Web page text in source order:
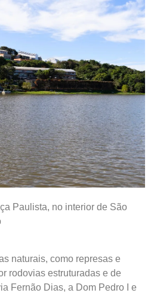
Paulista, no interior de São
naturais, como represas e
rodovias estruturadas e de
Fernão Dias, a Dom Pedro I e